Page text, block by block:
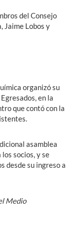
del Consejo
Jaime Lobos y
organizó su
en la
que contó con la
asamblea
socios, y se
desde su ingreso a
Medio